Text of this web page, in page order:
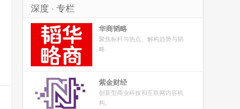
深度 · 专栏
华商韬略
聚焦标杆与热点、解构趋势与韬
略
紫金财经
创新型商业科技和互联网内容机
构。